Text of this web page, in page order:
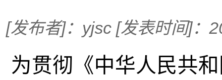
[发布者]：yjsc [发表时间]：
为贯彻《中华人民共